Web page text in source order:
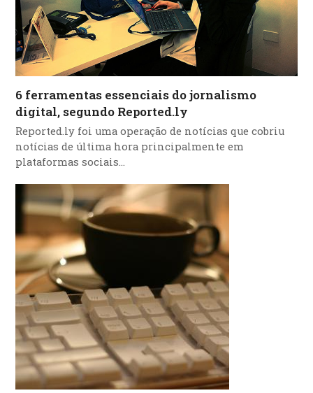
6 ferramentas essenciais do jornalismo
digital, segundo Reported.ly
Reported.ly foi uma operação de notícias que cobriu
notícias de última hora principalmente em
plataformas sociais…